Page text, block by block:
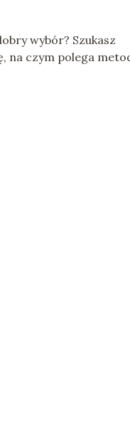
wybór? Szukasz
na czym polega